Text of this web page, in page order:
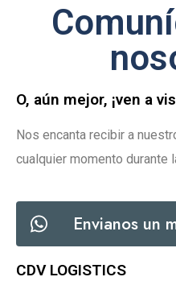
O, aún mejor, ¡ven a
Nos encanta recibir a
cualquier momento durante
Envianos un
CDV LOGISTICS